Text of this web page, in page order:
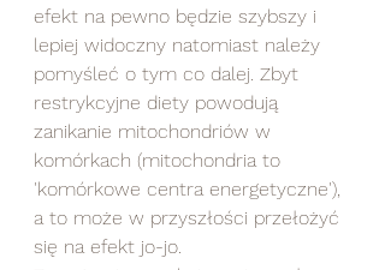
efekt na pewno będzie szybszy i
lepiej widoczny natomiast należy
pomyśleć o tym co dalej. Zbyt
restrykcyjne diety powodują
zanikanie mitochondriów w
komórkach (mitochondria to
'komórkowe centra energetyczne'),
a to może w przyszłości przełożyć
się na efekt jo-jo.